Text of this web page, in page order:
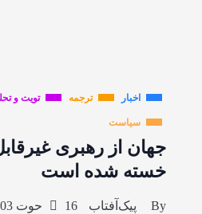
اخبار ترجمه تویت و
سیاست
جهان از رهبری
خسته شده است
By پیک‌آفتاب 16 حوت 1403